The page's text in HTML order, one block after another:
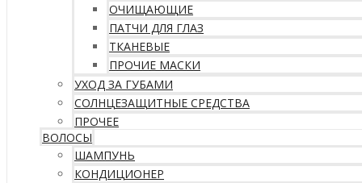
ОЧИЩАЮЩИЕ
ПАТЧИ ДЛЯ ГЛАЗ
ТКАНЕВЫЕ
ПРОЧИЕ МАСКИ
УХОД ЗА ГУБАМИ
СОЛНЦЕЗАЩИТНЫЕ СРЕДСТВА
ПРОЧЕЕ
ВОЛОСЫ
ШАМПУНЬ
КОНДИЦИОНЕР